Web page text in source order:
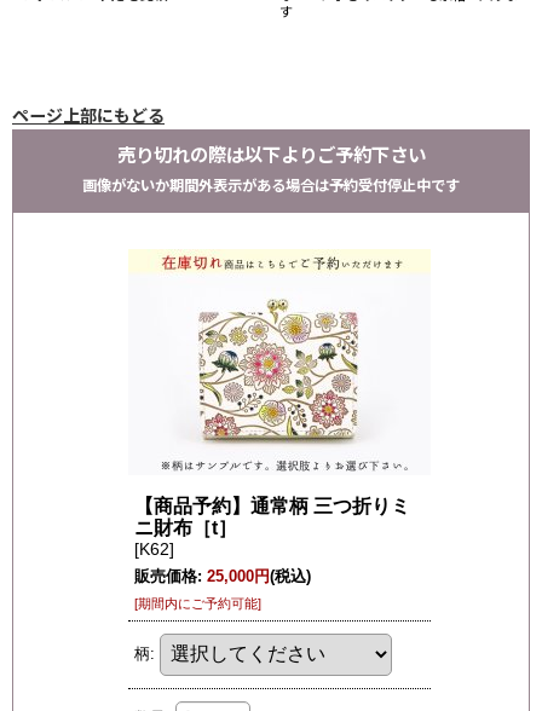
す
ページ上部にもどる
売り切れの際は以下よりご予約下さい
画像がないか期間外表示がある場合は予約受付停止中です